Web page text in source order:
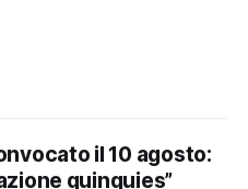
il 10 agosto:
quinquies”